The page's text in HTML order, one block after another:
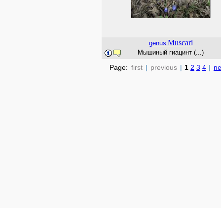
genus Muscari
Мышиный гиацинт (...)
Page: first | previous | 1 2 3 4 |